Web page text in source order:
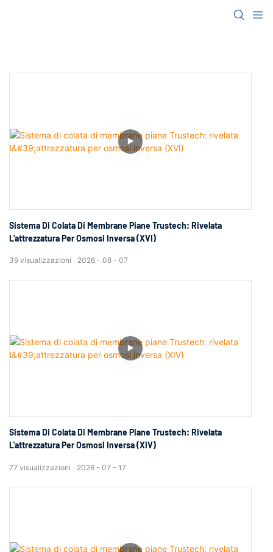
Sistema Di Colata Di Membrane Piane Trustech: Rivelata
L'attrezzatura Per Osmosi Inversa (XVI)
2026 08 07
39 visualizzazioni
Sistema Di Colata Di Membrane Piane Trustech: Rivelata
L'attrezzatura Per Osmosi Inversa (XIV)
2026 07 17
77 visualizzazioni